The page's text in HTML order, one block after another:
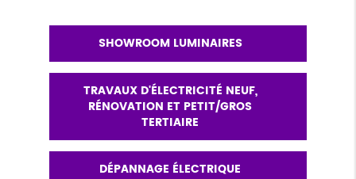
SHOWROOM LUMINAIRES
TRAVAUX D'ÉLECTRICITÉ NEUF,
RÉNOVATION ET PETIT/GROS
TERTIAIRE
DÉPANNAGE ÉLECTRIQUE